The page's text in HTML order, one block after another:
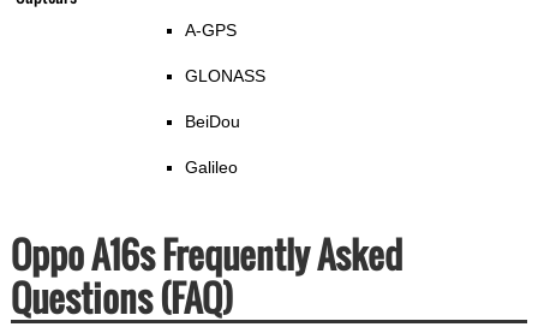
A-GPS
GLONASS
BeiDou
Galileo
Oppo A16s Frequently Asked
Questions (FAQ)